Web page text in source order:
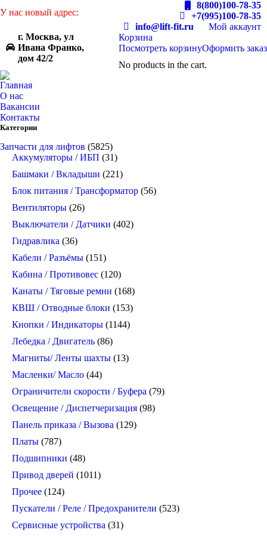
У нас новый адрес:
г. Москва, ул
Ивана Франко,
дом 42/2
8(800)100-78-35
+7(995)100-78-35
info@lift-fit.ru
Мой аккаунт
Корзина
Посмотреть корзинуОформить заказ
No products in the cart.
Главная
О нас
Вакансии
Контакты
Категории
Запчасти для лифтов (5825)
Аккумуляторы / ИБП (31)
Башмаки / Вкладыши (221)
Блок питания / Трансформатор (56)
Вентиляторы (26)
Выключатели / Датчики (402)
Гидравлика (36)
Кабели / Разъёмы (151)
Кабина / Противовес (120)
Канаты / Тяговые ремни (168)
КВШ / Отводные блоки (153)
Кнопки / Индикаторы (1144)
Лебедка / Двигатель (86)
Магниты/ Ленты шахты (13)
Масленки/ Масло (44)
Ограничители скорости / Буфера (79)
Освещение / Диспетчеризация (98)
Панель приказа / Вызова (129)
Платы (787)
Подшипники (48)
Привод дверей (1011)
Прочее (124)
Пускатели / Реле / Предохранители (523)
Сервисные устройства (31)